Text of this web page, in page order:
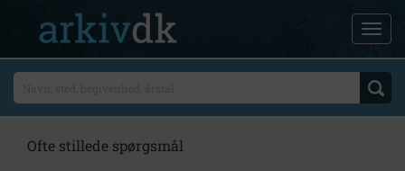
Ofte stillede spørgsmål